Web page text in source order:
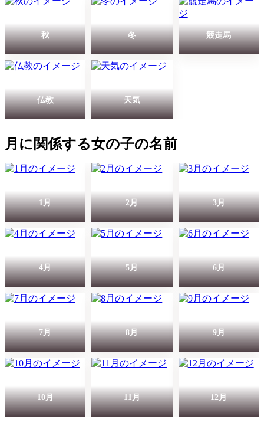
秋 冬 競走馬
仏教 天気
月に関係する女の子の名前
1月 2月 3月
4月 5月 6月
7月 8月 9月
10月 11月 12月